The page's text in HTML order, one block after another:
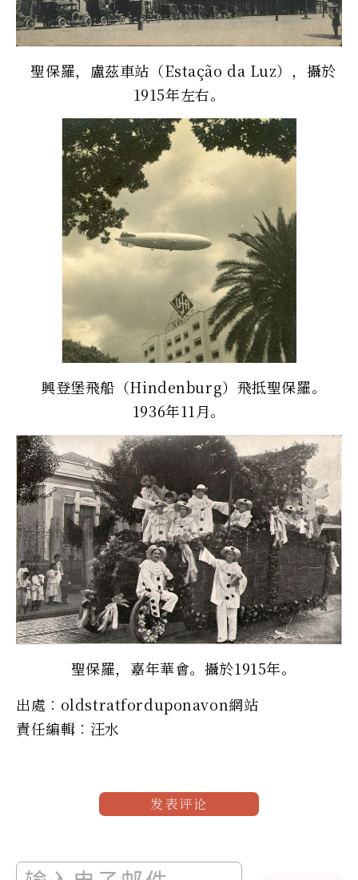
聖保羅，盧茲車站（Estação da Luz），攝於
1915年左右。
興登堡飛船（Hindenburg）飛抵聖保羅。
1936年11月。
聖保羅，嘉年華會。攝於1915年。
出處︰oldstratforduponavon網站
責任編輯︰汪水
发表评论